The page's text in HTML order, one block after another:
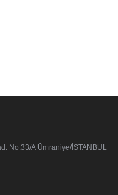
No:33/A Ümraniye/İSTANBUL